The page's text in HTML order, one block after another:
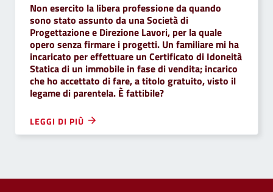
Non esercito la libera professione da quando
sono stato assunto da una Società di
Progettazione e Direzione Lavori, per la quale
opero senza firmare i progetti. Un familiare mi ha
incaricato per effettuare un Certificato di Idoneità
Statica di un immobile in fase di vendita; incarico
che ho accettato di fare, a titolo gratuito, visto il
legame di parentela. È fattibile?
LEGGI DI PIÙ